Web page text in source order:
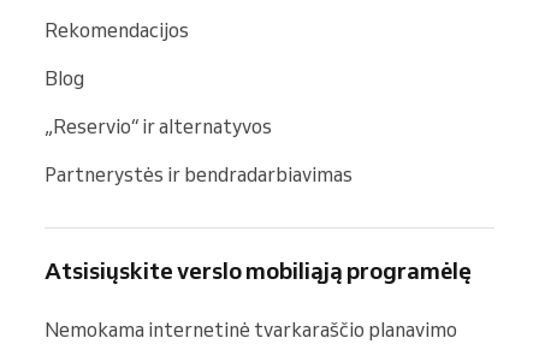
Rekomendacijos
Blog
„Reservio“ ir alternatyvos
Partnerystės ir bendradarbiavimas
Atsisiųskite verslo mobiliąją programėlę
Nemokama internetinė tvarkaraščio planavimo